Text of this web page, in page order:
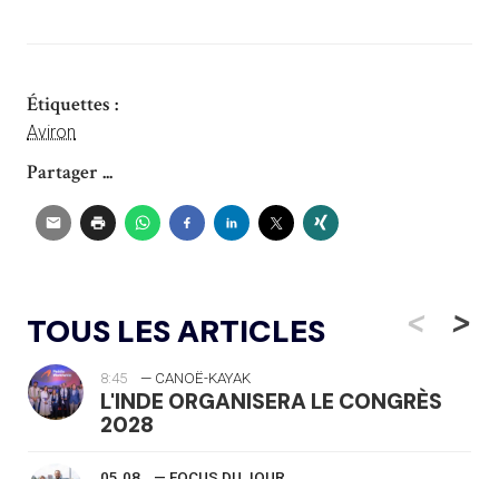
Étiquettes :
Aviron
Partager ...
TOUS LES ARTICLES <
8:45 — CANOË-KAYAK
L'INDE ORGANISERA LE CONGRÈS
2028
>